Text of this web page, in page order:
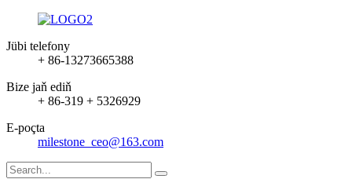
Jübi telefony
+ 86-13273665388
Bize jaň ediň
+ 86-319 + 5326929
E-poçta
milestone_ceo@163.com